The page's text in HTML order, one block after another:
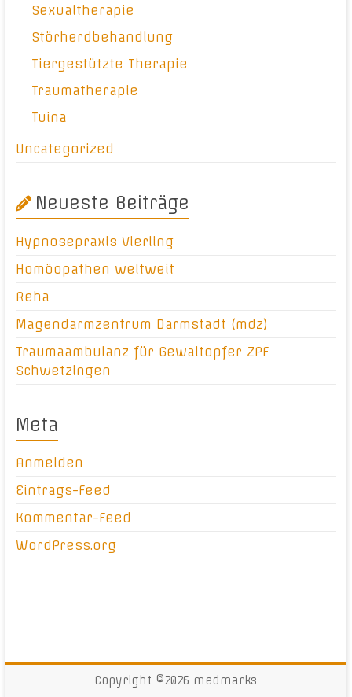
Sexualtherapie
Störherdbehandlung
Tiergestützte Therapie
Traumatherapie
Tuina
Uncategorized
Neueste Beiträge
Hypnosepraxis Vierling
Homöopathen weltweit
Reha
Magendarmzentrum Darmstadt (mdz)
Traumaambulanz für Gewaltopfer ZPF
Schwetzingen
Meta
Anmelden
Eintrags-Feed
Kommentar-Feed
WordPress.org
Copyright ©2026 medmarks